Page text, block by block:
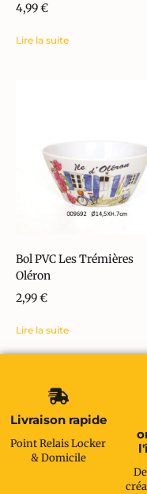
4,99€
Lire la suite
Bol PVC Les Trémières
Oléron
2,99€
Lire la suite
Livraison rapide
Point Relais Locker
& Domicile